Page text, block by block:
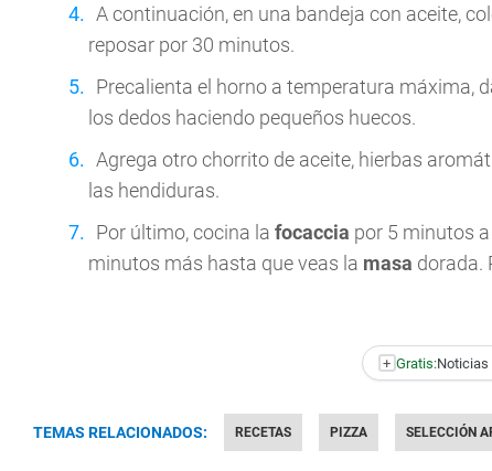
A continuación, en una bandeja con aceite,
reposar por 30 minutos.
Precalienta el horno a temperatura máxima,
los dedos haciendo pequeños huecos.
Agrega otro chorrito de aceite, hierbas
las hendiduras.
Por último, cocina la focaccia por 5 minutos
minutos más hasta que veas la masa dorada.
+ Gratis:Noticias
TEMAS RELACIONADOS: RECETAS PIZZA SELECCIÓN